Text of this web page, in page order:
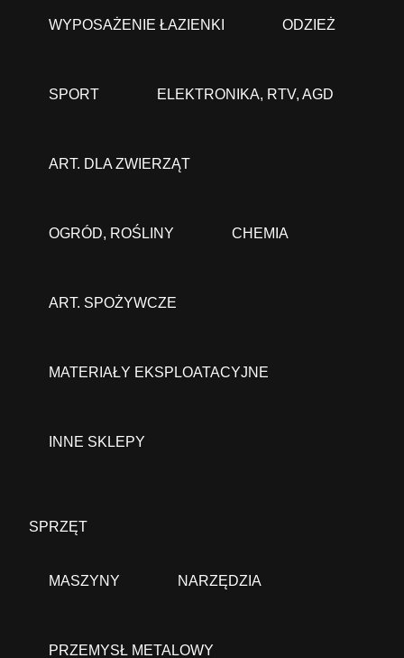
WYPOSAŻENIE ŁAZIENKI ODZIEŻ
SPORT ELEKTRONIKA, RTV, AGD
ART. DLA ZWIERZĄT
OGRÓD, ROŚLINY CHEMIA
ART. SPOŻYWCZE
MATERIAŁY EKSPLOATACYJNE
INNE SKLEPY
SPRZĘT
MASZYNY NARZĘDZIA
PRZEMYSŁ METALOWY